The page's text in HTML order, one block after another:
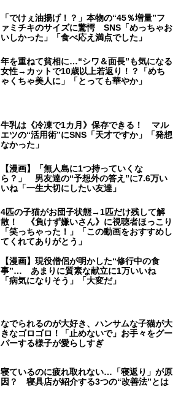
「でけぇ油揚げ！？」本物の“45％増量”フ
ァミチキのサイズに驚愕 SNS「めっちゃお
いしかった」「食べ応え満点でした」
年を重ねて貧相に…“シワ＆面長”も気になる
女性→カットで10歳以上若返り！？「めち
ゃくちゃ美人に」「とっても華やか」
牛乳は《冷凍で1カ月》保存できる！ マル
エツの“活用術”にSNS「天才ですか」「発想
なかった」
【漫画】「無人島に1つ持っていくな
ら？」 男友達の“予想外の答え”に7.6万い
いね「一生大切にしたい友達」
4匹の子猫がお団子状態→1匹だけ残して解
散！ 《負けず嫌いさん》に視聴者ほっこり
「笑っちゃった！」「この動画をおすすめし
てくれてありがとう」
【漫画】現役僧侶が明かした“修行中の食
事”… あまりに質素な献立に1万いいね
「病気になりそう」「大変だ」
なでられるのが大好き、ハンサムな子猫が大
きなゴロゴロ！「止めないで」お手々をグー
パーする様子が愛らしすぎ
寝ているのに疲れ取れない…「寝返り」が原
因？ 寝具店が紹介する3つの“改善法”とは